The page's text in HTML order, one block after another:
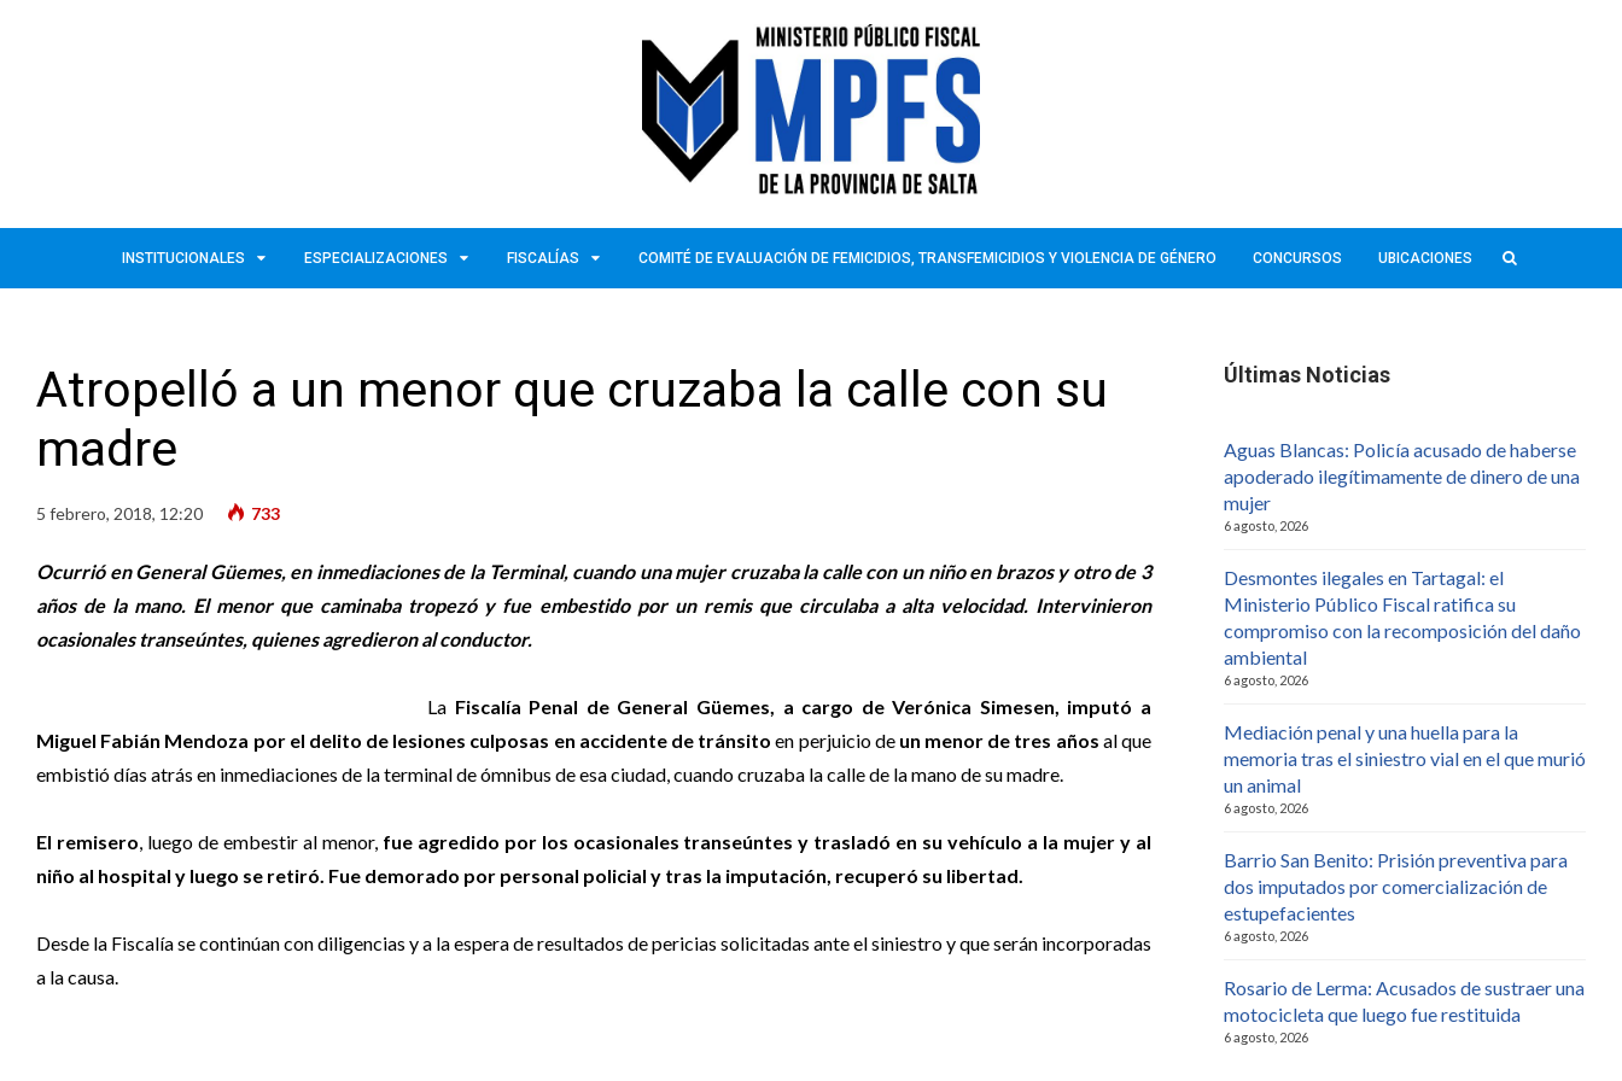
INSTITUCIONALES ESPECIALIZACIONES FISCALÍAS COMITÉ DE EVALUACIÓN DE FEMICIDIOS, TRANSFEMICIDIOS Y VIOLENCIA DE GÉNERO CONCURSOS UBICACIONES
Atropelló a un menor que cruzaba la calle con su
madre
5 febrero, 2018, 12:20 733
Ocurrió en General Güemes, en inmediaciones de la Terminal, cuando una mujer cruzaba la calle con un niño en brazos y otro de 3
años de la mano. El menor que caminaba tropezó y fue embestido por un remis que circulaba a alta velocidad. Intervinieron
ocasionales transeúntes, quienes agredieron al conductor.
La Fiscalía Penal de General Güemes, a cargo de Verónica Simesen, imputó a
Miguel Fabián Mendoza por el delito de lesiones culposas en accidente de tránsito en perjuicio de un menor de tres años al que
embistió días atrás en inmediaciones de la terminal de ómnibus de esa ciudad, cuando cruzaba la calle de la mano de su madre.
El remisero , luego de embestir al menor, fue agredido por los ocasionales transeúntes y trasladó en su vehículo a la mujer y al
niño al hospital y luego se retiró. Fue demorado por personal policial y tras la imputación, recuperó su libertad.
Desde la Fiscalía se continúan con diligencias y a la espera de resultados de pericias solicitadas ante el siniestro y que serán incorporadas
a la causa.
Últimas Noticias
Aguas Blancas: Policía acusado de haberse
apoderado ilegítimamente de dinero de una
mujer
6 agosto, 2026
Desmontes ilegales en Tartagal: el
Ministerio Público Fiscal ratifica su
compromiso con la recomposición del daño
ambiental
6 agosto, 2026
Mediación penal y una huella para la
memoria tras el siniestro vial en el que murió
un animal
6 agosto, 2026
Barrio San Benito: Prisión preventiva para
dos imputados por comercialización de
estupefacientes
6 agosto, 2026
Rosario de Lerma: Acusados de sustraer una
motocicleta que luego fue restituida
6 agosto, 2026